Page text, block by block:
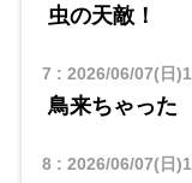
虫の天敵！
7 : 2026/06/07(日
鳥来ちゃった
8: 2026/06/07(日